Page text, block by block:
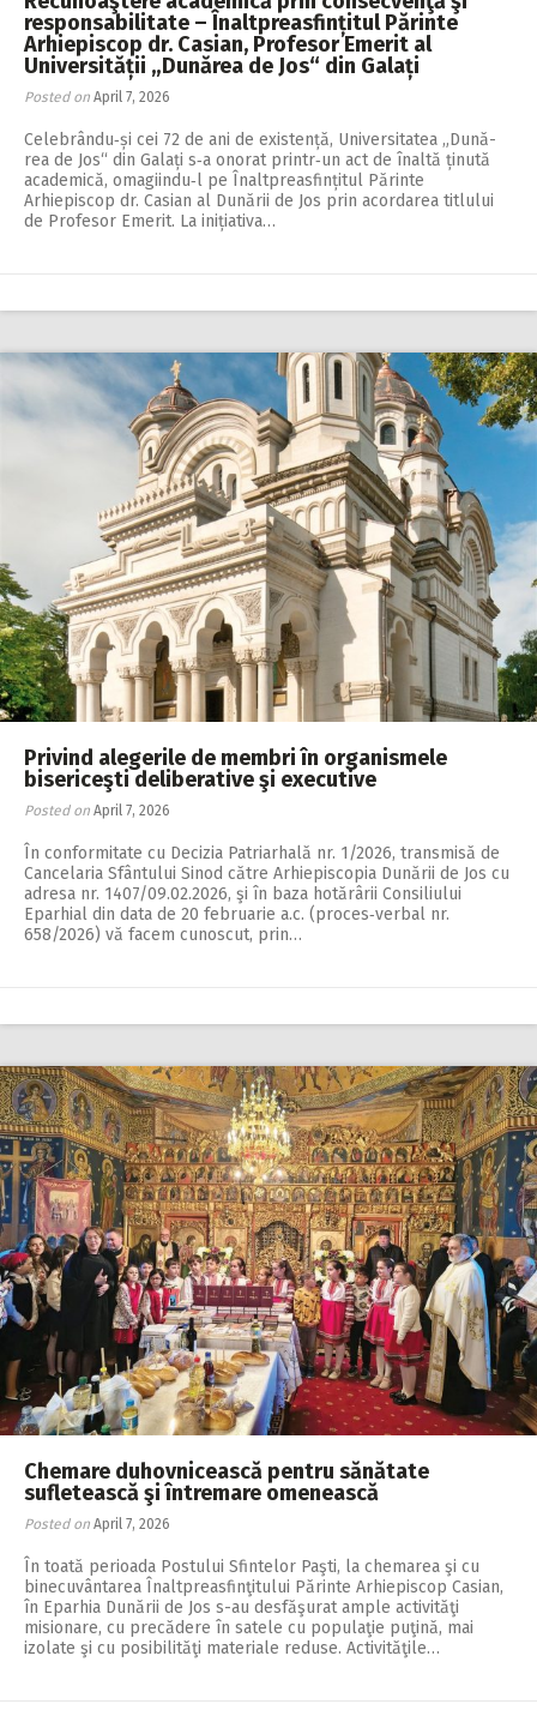
responsabilitate – Înaltpreasfințitul Părinte
Arhiepiscop dr. Casian, Profesor Emerit al
Universității „Dunărea de Jos“ din Galați
Posted on April 7, 2026
Celebrându‑și cei 72 de ani de existență, Uni­versitatea „Dună­
rea de Jos“ din Galați s‑a onorat printr‑un act de înaltă ținută
academică, omagiindu‑l pe Înalt­prea­sfințitul Părinte
Arhiepiscop dr. Casian al Dunării de Jos prin acor­darea titlului
de Profesor Emerit. La inițiativa…
Privind alegerile de membri în organismele
bisericeşti deliberative şi executive
Posted on April 7, 2026
În conformitate cu Decizia Patriarhală nr. 1/2026, transmisă de
Cancelaria Sfântului Sinod către Arhiepiscopia Dunării de Jos cu
adresa nr. 1407/09.02.2026, şi în baza hotărârii Consiliului
Eparhial din data de 20 februarie a.c. (proces‑verbal nr.
658/2026) vă facem cunoscut, prin…
Chemare duhovnicească pentru sănătate
sufletească şi întremare omenească
Posted on April 7, 2026
În toată perioada Postului Sfintelor Paşti, la chemarea şi cu
binecuvântarea Înaltpreasfinţitului Părinte Arhiepiscop Casian,
în Eparhia Dunării de Jos s-au desfăşurat ample activităţi
misionare, cu precădere în satele cu populaţie puţină, mai
izolate şi cu posibilităţi materiale reduse. Activităţile…